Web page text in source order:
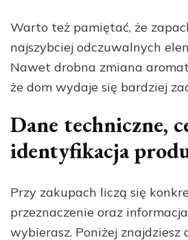
Warto też pamiętać, że
najszybciej odczuwalnych
Nawet drobna zmiana
że dom wydaje się bardziej
Dane techniczne,
identyfikacja
Przy zakupach liczą się
przeznaczenie oraz
wybierasz. Poniżej znajdziesz